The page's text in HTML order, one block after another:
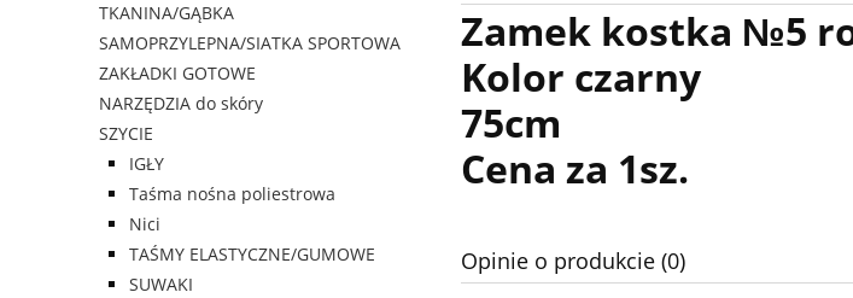
TKANINA/GĄBKA
SAMOPRZYLEPNA/SIATKA SPORTOWA
ZAKŁADKI GOTOWE
NARZĘDZIA do skóry
SZYCIE
IGŁY
Taśma nośna poliestrowa
Nici
TAŚMY ELASTYCZNE/GUMOWE
SUWAKI
Zamek kostka №5
Kolor czarny
75cm
Cena za 1sz.
Opinie o produkcie (0)